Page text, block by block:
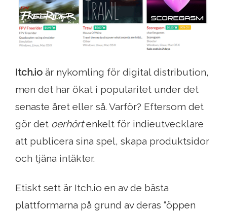
Itch.io är nykomling för digital distribution,
men det har ökat i popularitet under det
senaste året eller så. Varför? Eftersom det
gör det oerhörtenkelt för indieutvecklare
att publicera sina spel, skapa produktsidor
och tjäna intäkter.
Etiskt sett är Itch.io en av de bästa
plattformarna på grund av deras “öppen